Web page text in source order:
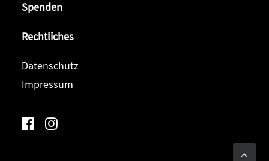
Spenden
Rechtliches
Datenschutz
Impressum